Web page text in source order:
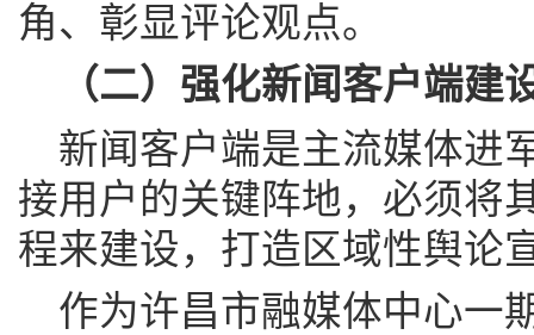
角、彰显评论观点。
（二）强化新闻客户端
新闻客户端是主流媒体进
接用户的关键阵地，必须将
程来建设，打造区域性舆论
作为许昌市融媒体中心一